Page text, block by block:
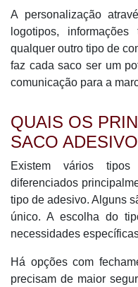
A personalização
logotipos,
qualquer outro tipo de
faz cada saco ser um
comunicação para a
QUAIS OS
SACO
Existem vários
diferenciados
tipo de adesivo. Alguns
único. A escolha do
necessidades
Há opções com
precisam de maior